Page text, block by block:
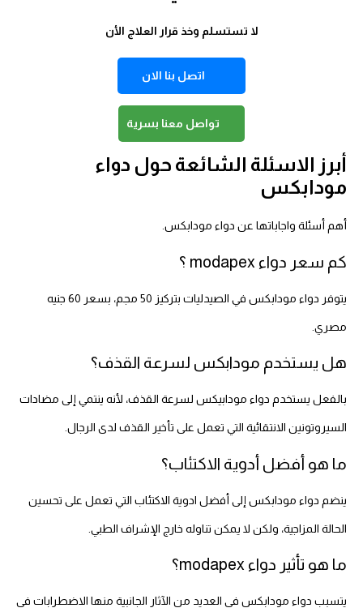
لا تستسلم وخذ قرار العلاج الأن
اتصل بنا الان
تواصل معنا بسرية
أبرز الاسئلة الشائعة حول دواء
مودابكس
أهم أسئلة واجاباتها عن دواء مودابكس.
كم سعر دواء modapex ؟
يتوفر دواء مودابكس في الصيدليات بتركيز 50 مجم، بسعر 60 جنيه
مصري.
هل يستخدم مودابكس لسرعة القذف؟
بالفعل يستخدم دواء مودابيكس لسرعة القذف، لأنه ينتمي إلى مضادات
السيروتونين الانتقائية التي تعمل على تأخير القذف لدى الرجال.
ما هو أفضل أدوية الاكتئاب؟
ينضم دواء مودابكس إلى أفضل ادوية الاكتئاب التي تعمل على تحسين
الحالة المزاجية، ولكن لا يمكن تناوله خارج الإشراف الطبي.
ما هو تأثير دواء modapex؟
يتسبب دواء مودابكس في العديد من الآثار الجانبية منها الاضطرابات في